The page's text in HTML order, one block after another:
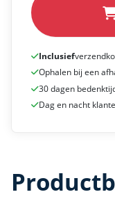
Inclusief
Ophalen bij een
30 dagen
Dag en nacht